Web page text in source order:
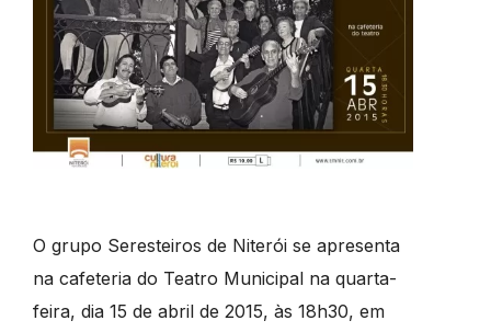
O grupo Seresteiros de Niterói se apresenta
na cafeteria do Teatro Municipal na quarta-
feira, dia 15 de abril de 2015, às 18h30, em